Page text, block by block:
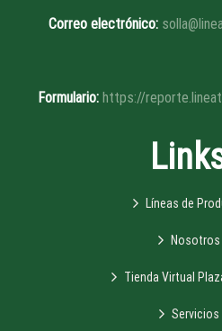
Correo electrónico:
Formulario: https://
Líneas de
Nosotros
Tienda Virtual
Servicios